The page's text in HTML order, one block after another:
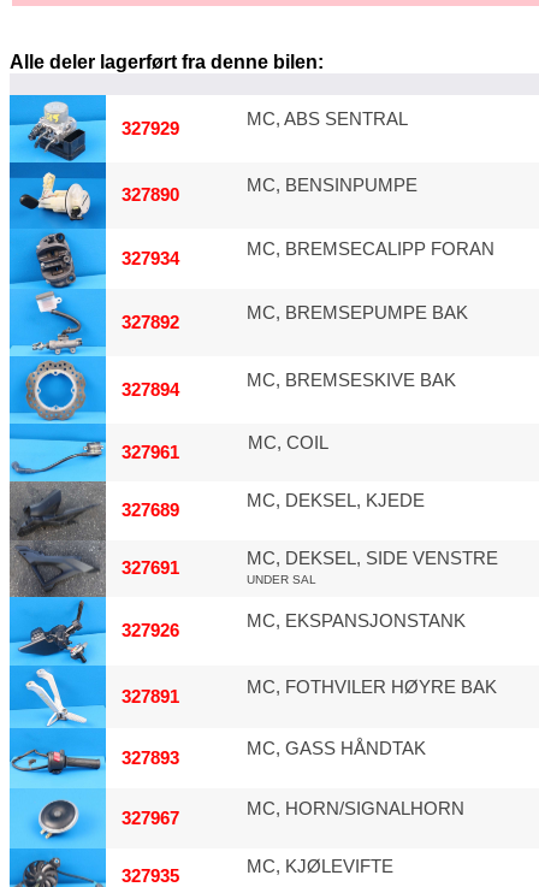
Alle deler lagerført fra denne bilen:
327929 MC, ABS SENTRAL
327890 MC, BENSINPUMPE
327934 MC, BREMSECALIPP FORAN
327892 MC, BREMSEPUMPE BAK
327894 MC, BREMSESKIVE BAK
327961 MC, COIL
327689 MC, DEKSEL, KJEDE
327691 MC, DEKSEL, SIDE VENSTRE
UNDER SAL
327926 MC, EKSPANSJONSTANK
327891 MC, FOTHVILER HØYRE BAK
327893 MC, GASS HÅNDTAK
327967 MC, HORN/SIGNALHORN
327935 MC, KJØLEVIFTE